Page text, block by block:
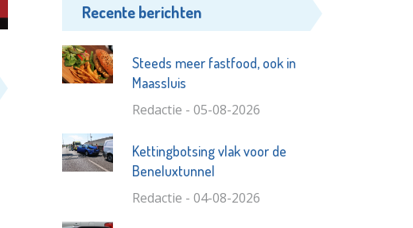
Recente berichten
Steeds meer fastfood, ook in
Maassluis
Redactie - 05-08-2026
Kettingbotsing vlak voor de
Beneluxtunnel
Redactie - 04-08-2026